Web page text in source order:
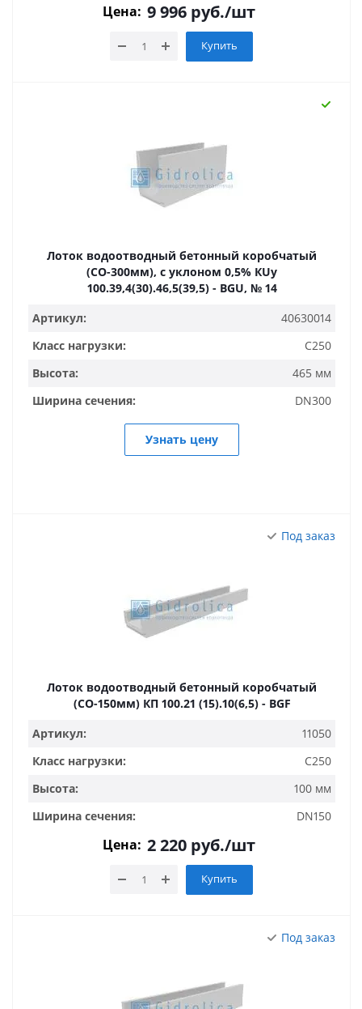
Цена: 9 996 руб./шт
Купить
Лоток водоотводный бетонный коробчатый
(СО-300мм), с уклоном 0,5% КUу
100.39,4(30).46,5(39,5) - BGU, № 14
Артикул:
40630014
Класс нагрузки:
C250
Высота:
465 мм
Ширина сечения:
DN300
Узнать цену
Под заказ
Лоток водоотводный бетонный коробчатый
(СО-150мм) КП 100.21 (15).10(6,5) - BGF
Артикул:
11050
Класс нагрузки:
C250
Высота:
100 мм
Ширина сечения:
DN150
Цена: 2 220 руб./шт
Купить
Под заказ